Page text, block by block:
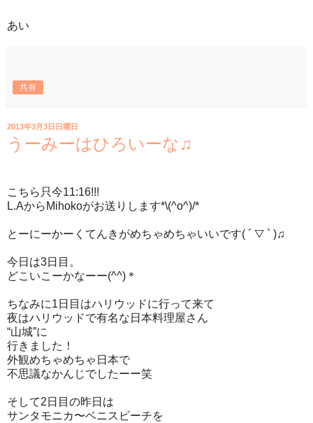
あい
共有
2013年3月3日日曜日
うーみーはひろいーな♫
こちら只今11:16!!!
L.AからMihokoがお送りします*\(^o^)/*
とーにーかーくてんきがめちゃめちゃいいです( ´ ▽ ` )♫
今日は3日目。
どこいこーかなーー(^^)＊
ちなみに1日目はハリウッドに行って来て
夜はハリウッドで有名な日本料理屋さん
“山城”に
行きました！
外観めちゃめちゃ日本で
不思議なかんじでしたーー笑
そして2日目の昨日は
サンタモニカ〜ベニスビーチを